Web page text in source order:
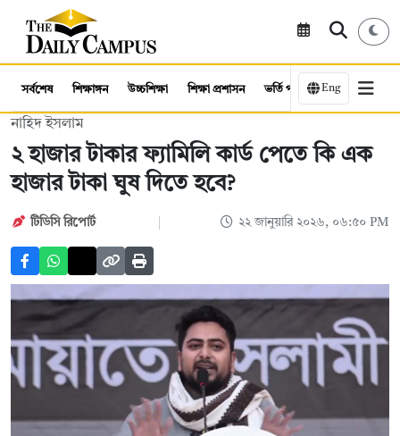
সর্বশেষ শিক্ষাঙ্গন উচ্চশিক্ষা শিক্ষা প্রশাসন ভর্তি পরীক্ষা কর্মসংস্থান
Eng
নাহিদ ইসলাম
২ হাজার টাকার ফ্যামিলি কার্ড পেতে কি এক
হাজার টাকা ঘুষ দিতে হবে?
টিডিসি রিপোর্ট ২২ জানুয়ারি ২০২৬, ০৬:৫০ PM